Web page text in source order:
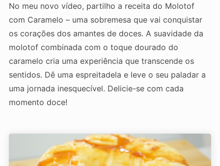
No meu novo vídeo, partilho a receita do Molotof
com Caramelo – uma sobremesa que vai conquistar
os corações dos amantes de doces. A suavidade da
molotof combinada com o toque dourado do
caramelo cria uma experiência que transcende os
sentidos. Dê uma espreitadela e leve o seu paladar a
uma jornada inesquecível. Delicie-se com cada
momento doce!